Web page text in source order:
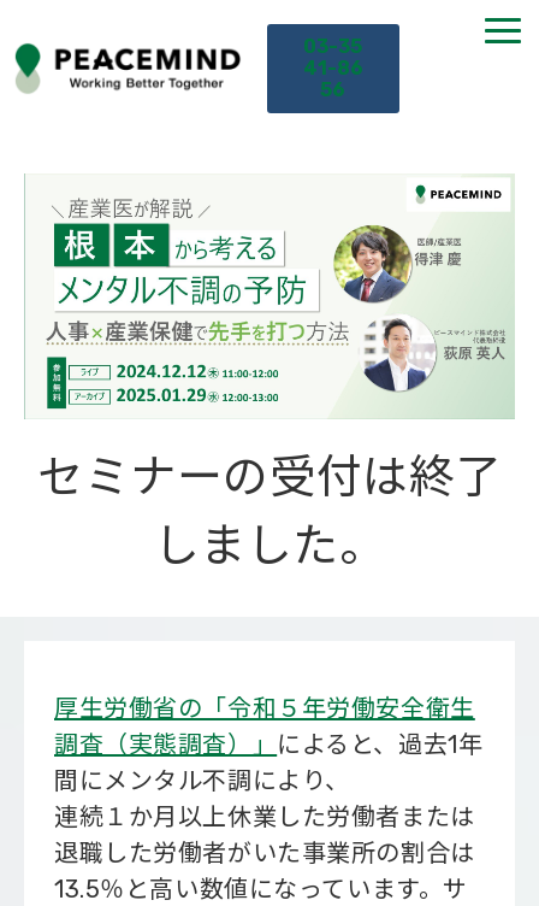
03-35
41-86
56
TOP
サービス
課題から探す
セミナー
セミナーの受付は終了
しました。
厚生労働省の「令和５年労働安全衛生
調査（実態調査）」 によると、過去1年
間にメンタル不調により、
連続１か月以上休業した労働者または
退職した労働者がいた事業所の割合は
13.5％と高い数値になっています。サ